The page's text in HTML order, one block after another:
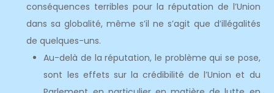
conséquences terribles pour la réputation de l’Union
dans sa globalité, même s’il ne s’agit que d’illégalités
de quelques-uns.
Au-delà de la réputation, le problème qui se pose,
sont les effets sur la crédibilité de l’Union et du